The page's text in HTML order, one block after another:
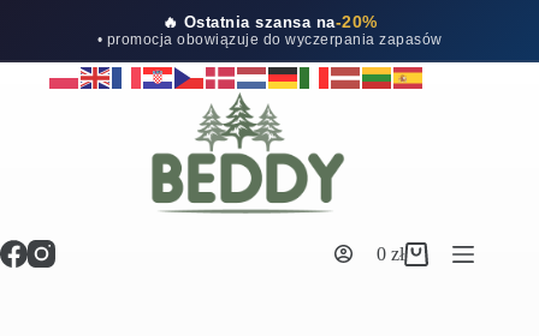
🔥 Ostatnia szansa na-20%
• promocja obowiązuje do wyczerpania zapasów
Koszyk
0zł